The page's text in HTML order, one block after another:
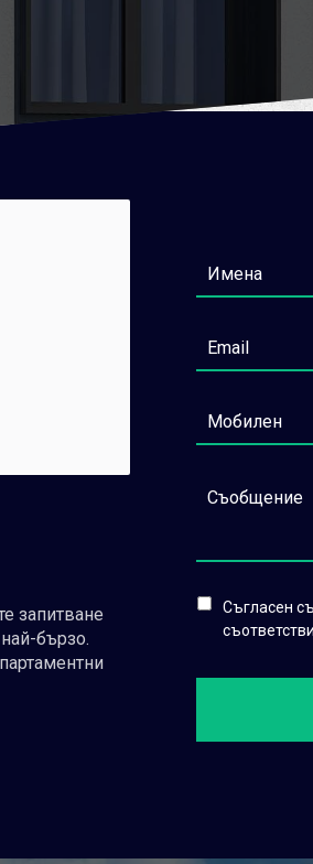
запитване
бързо.
Съгласен